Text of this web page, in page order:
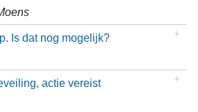
Is dat nog mogelijk?
actie vereist